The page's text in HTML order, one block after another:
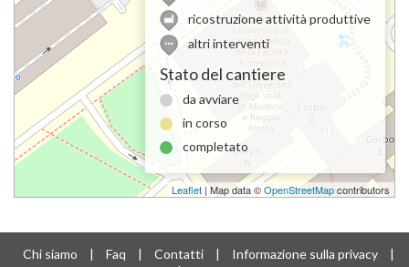
ricostruzione attività produttive
altri interventi
Stato del cantiere
da avviare
in corso
completato
Leaflet | Map data ©OpenStreetMapcontributors
Chi siamo | Faq | Contatti | Informazione sulla privacy
|